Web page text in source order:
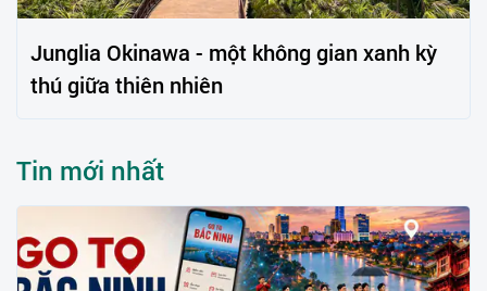
Junglia Okinawa - một không gian xanh kỳ
thú giữa thiên nhiên
Tin mới nhất